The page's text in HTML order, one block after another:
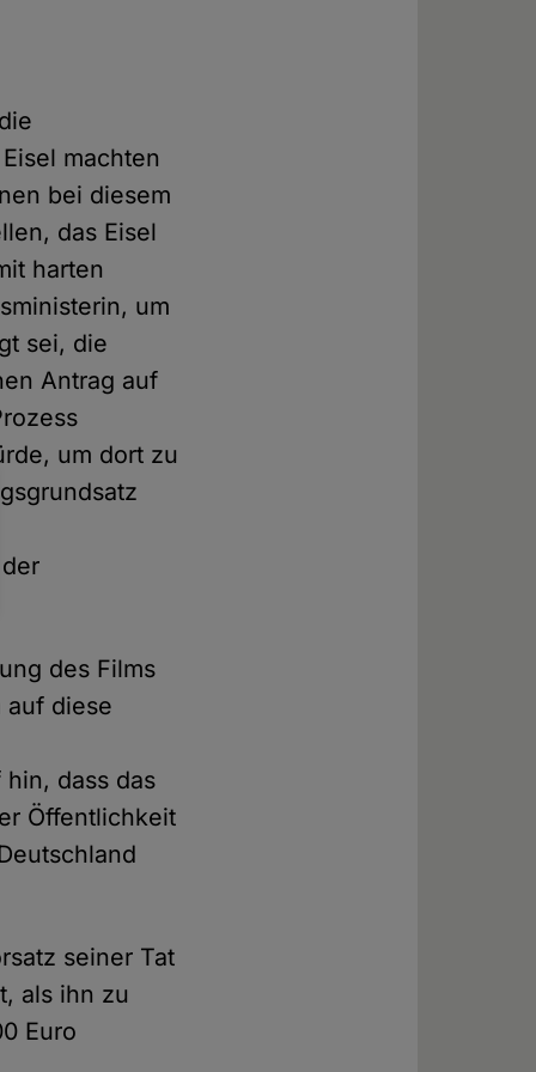
machten
bei diesem
das Eisel
harten
um
sei, die
Antrag auf
um dort zu
des Films
auf diese
dass das
Öffentlichkeit
seiner Tat
als ihn zu
Euro